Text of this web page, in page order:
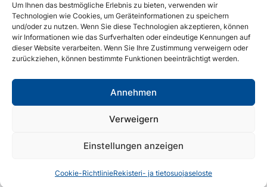
Um Ihnen das bestmögliche Erlebnis zu bieten, verwenden wir
Technologien wie Cookies, um Geräteinformationen zu speichern
und/oder zu nutzen. Wenn Sie diese Technologien akzeptieren, können
wir Informationen wie das Surfverhalten oder eindeutige Kennungen auf
dieser Website verarbeiten. Wenn Sie Ihre Zustimmung verweigern oder
zurückziehen, können bestimmte Funktionen beeinträchtigt werden.
Annehmen
Verweigern
Einstellungen anzeigen
Cookie-RichtlinieRekisteri- ja tietosuojaseloste
Koli
Lassen Sie sich verzaubern
Praktische Tipps
Unterkünfte
Erlebnisse
Gruppenreisen und Seminare
Online-shop